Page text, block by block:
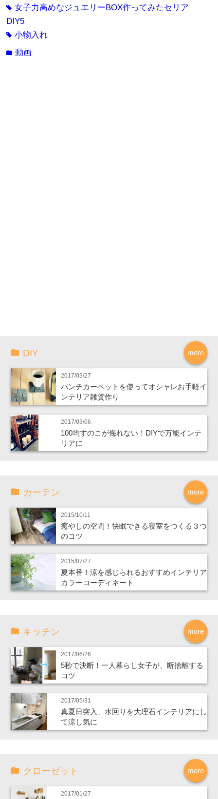
tag女子力高めなジュエリーBOX作ってみたセリア
DIY5
tag小物入れ
folder動画
more
DIY
2017/03/27
パンチカーペットを使ってオシャレお手軽イ
ンテリア雑貨作り
2017/03/06
100均すのこが侮れない！DIYで万能インテ
リアに
more
カーテン
2015/10/11
癒やしの空間！快眠できる寝室をつくる３つ
のコツ
2015/07/27
夏本番！涼を感じられるおすすめインテリア
カラーコーディネート
more
キッチン
2017/06/26
5秒で決断！一人暮らし女子が、断捨離する
コツ
2017/05/31
真夏日突入、水回りを大理石インテリアにし
て涼し気に
more
クローゼット
2017/01/27